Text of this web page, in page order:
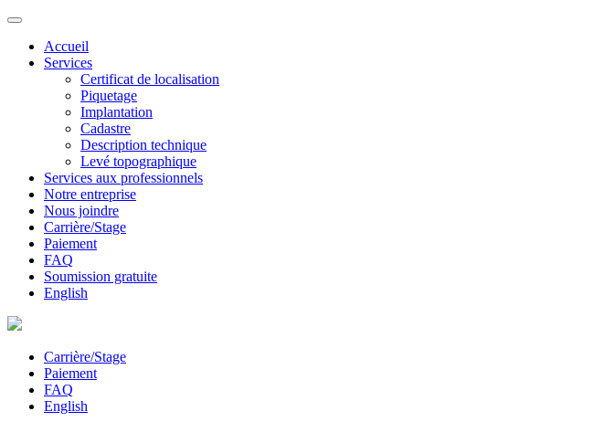
Accueil
Services
Certificat de localisation
Piquetage
Implantation
Cadastre
Description technique
Levé topographique
Services aux professionnels
Notre entreprise
Nous joindre
Carrière/Stage
Paiement
FAQ
Soumission gratuite
English
Carrière/Stage
Paiement
FAQ
English